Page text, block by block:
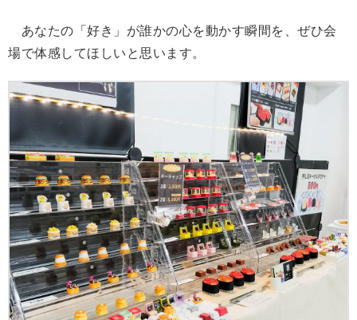
あなたの「好き」が誰かの心を動かす瞬間を、ぜひ会
場で体感してほしいと思います。